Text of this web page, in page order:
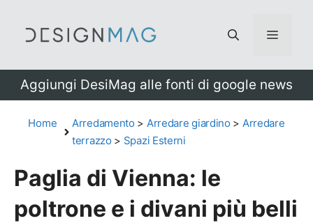
Menu
Aggiungi DesiMag alle fonti di google news
Home Arredamento > Arredare giardino > Arredare
terrazzo > Spazi Esterni
Paglia di Vienna: le
poltrone e i divani più belli